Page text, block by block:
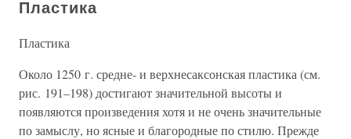
Пластика
Пластика
Около 1250 г. средне- и верхнесаксонская пластика (см.
рис. 191–198) достигают значительной высоты и
появляются произведения хотя и не очень значительные
по замыслу, но ясные и благородные по стилю. Прежде